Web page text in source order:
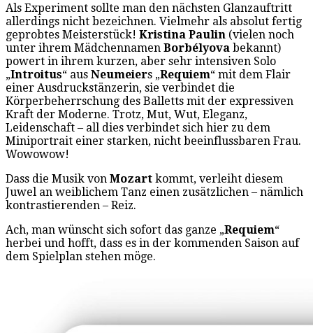
Als Experiment sollte man den nächsten Glanzauftritt
allerdings nicht bezeichnen. Vielmehr als absolut fertig
geprobtes Meisterstück! Kristina Paulin (vielen noch
unter ihrem Mädchennamen Borbélyova bekannt)
powert in ihrem kurzen, aber sehr intensiven Solo
„Introitus“ aus Neumeiers „Requiem“ mit dem Flair
einer Ausdruckstänzerin, sie verbindet die
Körperbeherrschung des Balletts mit der expressiven
Kraft der Moderne. Trotz, Mut, Wut, Eleganz,
Leidenschaft – all dies verbindet sich hier zu dem
Miniportrait einer starken, nicht beeinflussbaren Frau.
Wowowow!
Dass die Musik von Mozart kommt, verleiht diesem
Juwel an weiblichem Tanz einen zusätzlichen – nämlich
kontrastierenden – Reiz.
Ach, man wünscht sich sofort das ganze „Requiem“
herbei und hofft, dass es in der kommenden Saison auf
dem Spielplan stehen möge.